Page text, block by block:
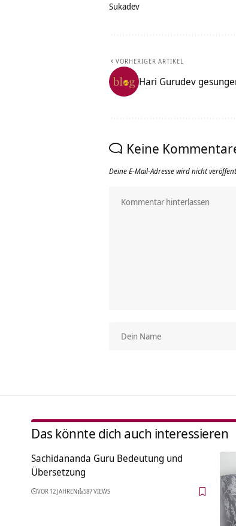
Sukadev
VORHERIGER ARTIKEL
Hari Gurudev
Keine
Deine E-Mail-Adresse wird nicht
Das könnte dich auch interessieren
Sachidananda Guru Bedeutung und
Übersetzung
VOR 12 JAHREN 587 VIEWS